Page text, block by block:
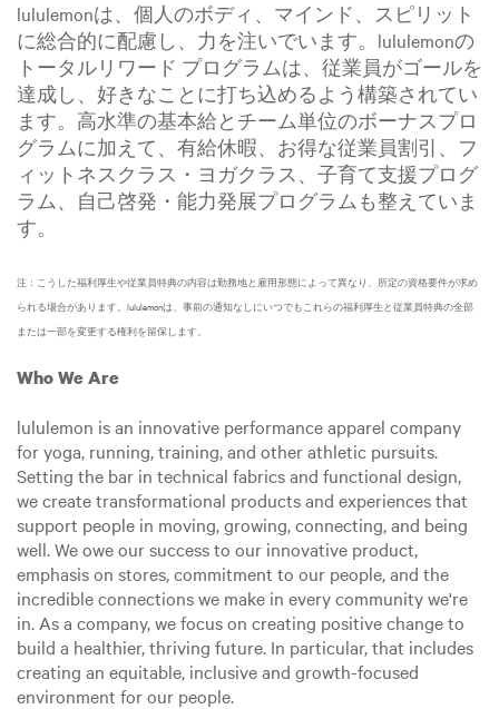
lululemonは、個人のボディ、マインド、スピリット
に総合的に配慮し、力を注いでいます。lululemonの
トータルリワード プログラムは、従業員がゴールを
達成し、好きなことに打ち込めるよう構築されてい
ます。高水準の基本給とチーム単位のボーナスプロ
グラムに加えて、有給休暇、お得な従業員割引、フ
ィットネスクラス・ヨガクラス、子育て支援プログ
ラム、自己啓発・能力発展プログラムも整えていま
す。
注：こうした福利厚生や従業員特典の内容は勤務地と雇用形態によって異なり、所定の資格要件が求め
られる場合があります。lululemonは、事前の通知なしにいつでもこれらの福利厚生と従業員特典の全部
または一部を変更する権利を留保します。
Who We Are
lululemon is an innovative performance apparel company
for yoga, running, training, and other athletic pursuits.
Setting the bar in technical fabrics and functional design,
we create transformational products and experiences that
support people in moving, growing, connecting, and being
well. We owe our success to our innovative product,
emphasis on stores, commitment to our people, and the
incredible connections we make in every community we're
in. As a company, we focus on creating positive change to
build a healthier, thriving future. In particular, that includes
creating an equitable, inclusive and growth-focused
environment for our people.